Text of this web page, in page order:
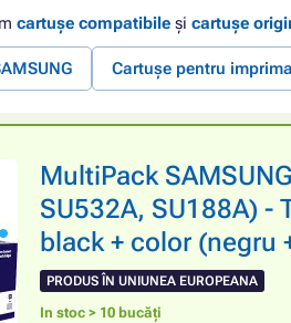
cartușe compatibile și cartușe
Cartușe pentru
MultiPack
SU532A, SU188A) -
black + color (negru
PRODUS ÎN UNIUNEA EUROPEANA
In stoc > 10 bucăți